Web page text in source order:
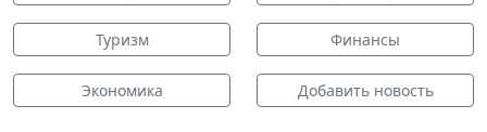
Туризм Финансы
Экономика Добавить новость